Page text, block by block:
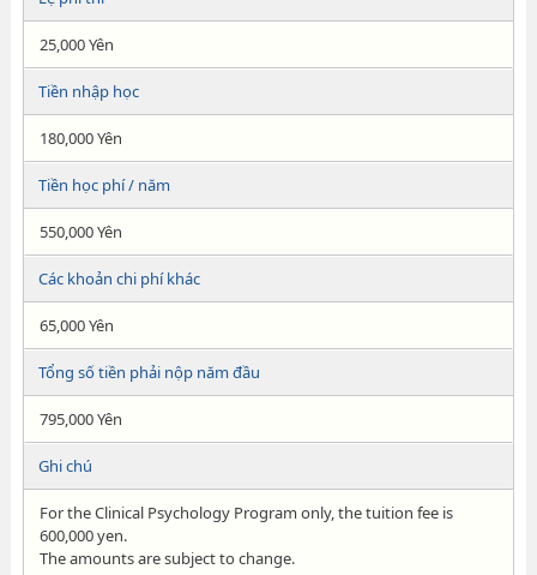
25,000 Yên
Tiền nhập học
180,000 Yên
Tiền học phí / năm
550,000 Yên
Các khoản chi phí khác
65,000 Yên
Tổng số tiền phải nộp năm đầu
795,000 Yên
Ghi chú
For the Clinical Psychology Program only, the tuition fee is
600,000 yen.
The amounts are subject to change.